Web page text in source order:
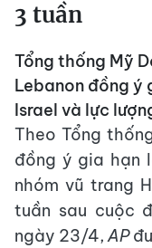
3 tuần
Tổng thống Mỹ
Lebanon đồng ý
Israel và lực
Theo Tổng
đồng ý gia hạn
nhóm vũ trang
tuần sau cuộc
ngày 23/4,AP